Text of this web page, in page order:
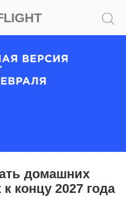
домашних
концу 2027 года